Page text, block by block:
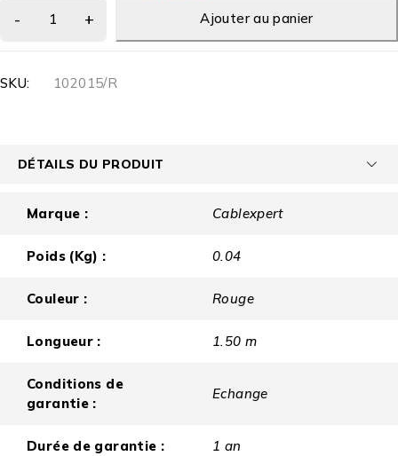
Ajouter au panier
SKU: 102015/R
DÉTAILS DU PRODUIT
Marque : Cablexpert
Poids (Kg) : 0.04
Couleur : Rouge
Longueur : 1.50 m
Conditions de
garantie :
Echange
Durée de garantie : 1 an